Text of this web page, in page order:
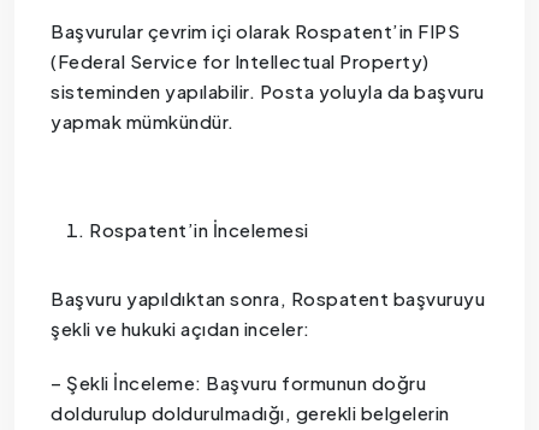
Başvurular çevrim içi olarak Rospatent’in FIPS
(Federal Service for Intellectual Property)
sisteminden yapılabilir. Posta yoluyla da başvuru
yapmak mümkündür.
Rospatent’in İncelemesi
Başvuru yapıldıktan sonra, Rospatent başvuruyu
şekli ve hukuki açıdan inceler:
– Şekli İnceleme: Başvuru formunun doğru
doldurulup doldurulmadığı, gerekli belgelerin